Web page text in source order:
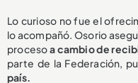
Lo curioso no fue el
lo acompañó. Osorio
procesoa cambio de
parte de la Federación,
país.